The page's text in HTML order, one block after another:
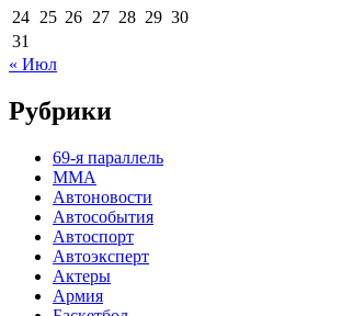
24 25 26 27 28 29 30
31
« Июл
Рубрики
69-я параллель
MMA
Автоновости
Автособытия
Автоспорт
Автоэксперт
Актеры
Армия